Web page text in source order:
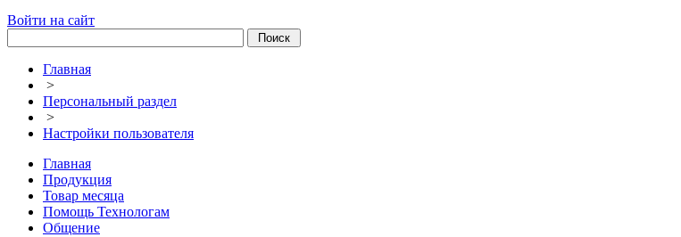
Войти на сайт
Главная
>
Персональный раздел
>
Настройки пользователя
Главная
Продукция
Товар месяца
Помощь Технологам
Общение